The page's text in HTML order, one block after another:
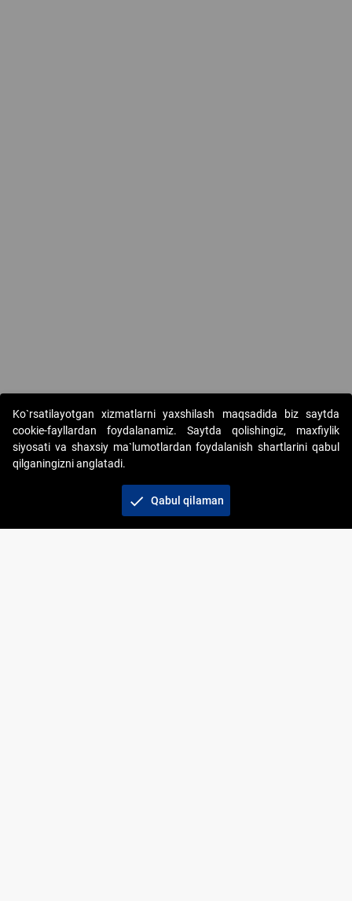
Copyright © 2017-2026. "Elektron onlayn-auksionlarni
tashkil etish" AJ. Barcha huquqlar himoyalangan
Ko`rsatilayotgan xizmatlarni yaxshilash maqsadida biz saytda
cookie-fayllardan foydalanamiz. Saytda qolishingiz, maxfiylik
siyosati va shaxsiy ma`lumotlardan foydalanish shartlarini qabul
qilganingizni anglatadi.
check Qabul qilaman